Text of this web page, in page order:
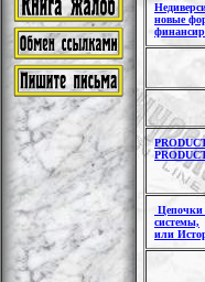
новые
Цепочки
системы,
или